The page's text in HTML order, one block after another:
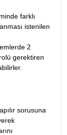
farklı
istenilen
2
gerektiren
sorusuna